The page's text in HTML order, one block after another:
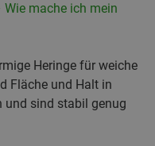
mache ich mein
Heringe für weiche
Fläche und Halt in
und sind stabil genug